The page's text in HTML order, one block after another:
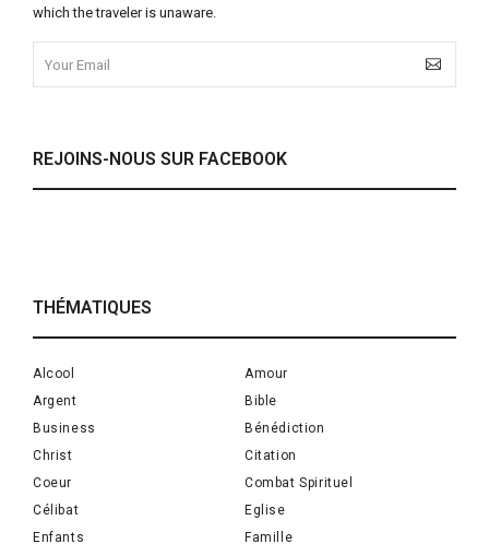
which the traveler is unaware.
REJOINS-NOUS SUR FACEBOOK
THÉMATIQUES
Alcool
Amour
Argent
Bible
Business
Bénédiction
Christ
Citation
Coeur
Combat Spirituel
Célibat
Eglise
Enfants
Famille